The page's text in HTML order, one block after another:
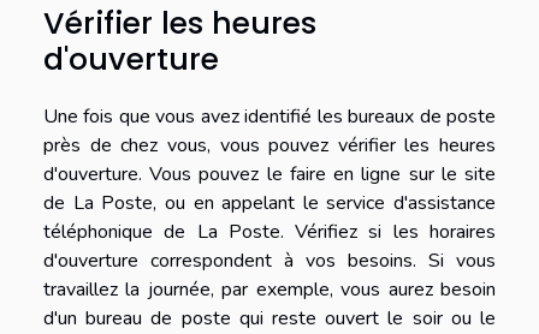
Vérifier les heures
d'ouverture
Une fois que vous avez identifié les bureaux de poste
près de chez vous, vous pouvez vérifier les heures
d'ouverture. Vous pouvez le faire en ligne sur le site
de La Poste, ou en appelant le service d'assistance
téléphonique de La Poste. Vérifiez si les horaires
d'ouverture correspondent à vos besoins. Si vous
travaillez la journée, par exemple, vous aurez besoin
d'un bureau de poste qui reste ouvert le soir ou le